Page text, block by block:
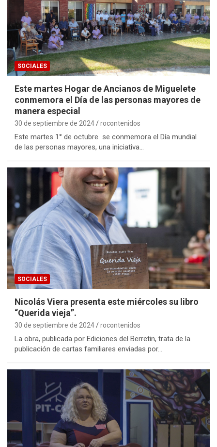
SOCIALES
Este martes Hogar de Ancianos de Miguelete
conmemora el Día de las personas mayores de
manera especial
30 de septiembre de 2024 rocontenidos
Este martes 1° de octubre se conmemora el Día mundial
de las personas mayores, una iniciativa…
SOCIALES
Nicolás Viera presenta este miércoles su libro
“Querida vieja”.
30 de septiembre de 2024 rocontenidos
La obra, publicada por Ediciones del Berretin, trata de la
publicación de cartas familiares enviadas por…